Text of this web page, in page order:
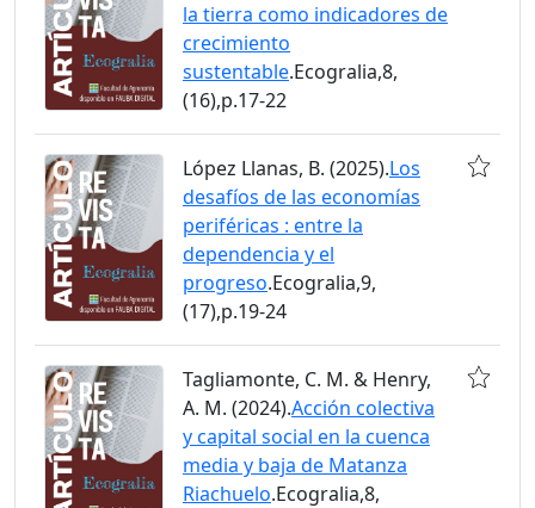
la tierra como indicadores de
crecimiento
sustentable.Ecogralia,8,
(16),p.17-22
López Llanas, B. (2025).Los
desafíos de las economías
periféricas : entre la
dependencia y el
progreso.Ecogralia,9,
(17),p.19-24
Tagliamonte, C. M. & Henry,
A. M. (2024).Acción colectiva
y capital social en la cuenca
media y baja de Matanza
Riachuelo.Ecogralia,8,